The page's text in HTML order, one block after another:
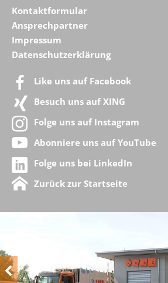
Kontaktformular
Ansprechpartner
Impressum
Datenschutzerklärung
Like uns auf Facebook
Besuch uns auf XING
Folge uns auf Instagram
Abonniere uns auf YouTube
Folge uns bei LinkedIn
Zurück zur Startseite